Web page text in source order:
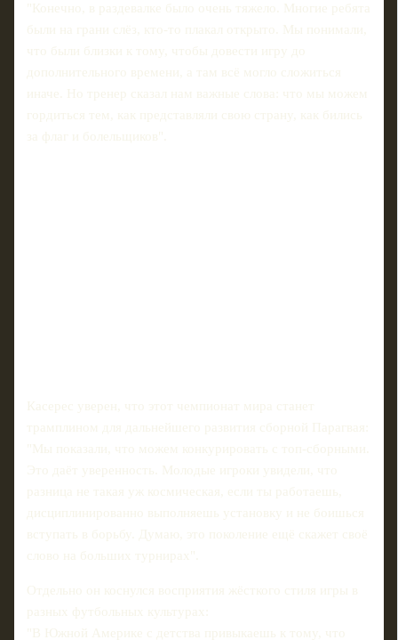
"Конечно, в раздевалке было очень тяжело. Многие ребята
были на грани слёз, кто‑то плакал открыто. Мы понимали,
что были близки к тому, чтобы довести игру до
дополнительного времени, а там всё могло сложиться
иначе. Но тренер сказал нам важные слова: что мы можем
гордиться тем, как представляли свою страну, как бились
за флаг и болельщиков".
Касерес уверен, что этот чемпионат мира станет
трамплином для дальнейшего развития сборной Парагвая:
"Мы показали, что можем конкурировать с топ‑сборными.
Это даёт уверенность. Молодые игроки увидели, что
разница не такая уж космическая, если ты работаешь,
дисциплинированно выполняешь установку и не боишься
вступать в борьбу. Думаю, это поколение ещё скажет своё
слово на больших турнирах".
Отдельно он коснулся восприятия жёсткого стиля игры в
разных футбольных культурах:
"В Южной Америке с детства привыкаешь к тому, что